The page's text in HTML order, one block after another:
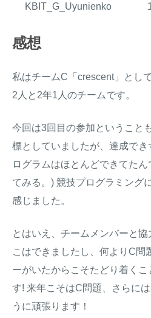
KBIT_G_Uyunienko
感想
私はチームC「crescent」とし
2人と2年1人のチームです。
今回は3回目の参加ということ
標としていましたが、達成で
ログラムはほとんどできてた
てみる。) 競技プログラミング
感じました。
とはいえ、チームメンバーと
こはできましたし、何よりC問
ーがいたからこそたどり着くこ
す! 来年こそはC問題、さらに
うに頑張ります！